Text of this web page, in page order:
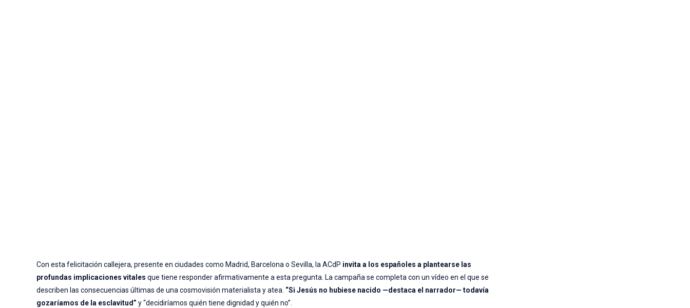
Con esta felicitación callejera, presente en ciudades como Madrid, Barcelona o Sevilla, la ACdP invita a los españoles a plantearse las
profundas implicaciones vitales que tiene responder afirmativamente a esta pregunta. La campaña se completa con un vídeo en el que se
describen las consecuencias últimas de una cosmovisión materialista y atea. “Si Jesús no hubiese nacido —destaca el narrador— todavía
gozaríamos de la esclavitud”y “decidiríamos quién tiene dignidad y quién no”.